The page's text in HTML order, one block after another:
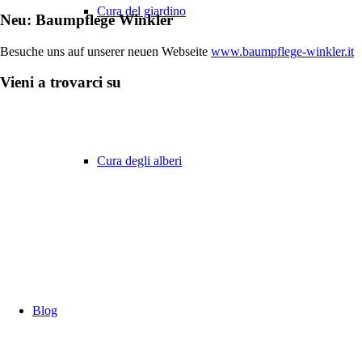
Cura del giardino
Cura degli alberi
Blog
Neu: Baumpflege Winkler
Besuche uns auf unserer neuen Webseite www.baumpflege-winkler.it
Vieni a trovarci su